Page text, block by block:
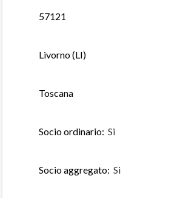
57121
Livorno (LI)
Toscana
Socio ordinario: Si
Socio aggregato: Si